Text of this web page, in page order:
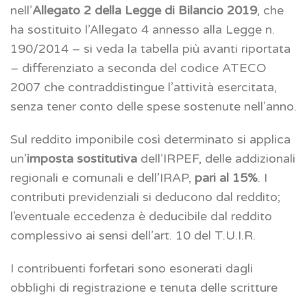
nell’Allegato 2 della Legge di Bilancio 2019, che
ha sostituito l’Allegato 4 annesso alla Legge n.
190/2014 – si veda la tabella più avanti riportata
– differenziato a seconda del codice ATECO
2007 che contraddistingue l’attività esercitata,
senza tener conto delle spese sostenute nell’anno.
Sul reddito imponibile così determinato si applica
un’imposta sostitutiva dell’IRPEF, delle addizionali
regionali e comunali e dell’IRAP, pari al 15%. I
contributi previdenziali si deducono dal reddito;
l’eventuale eccedenza è deducibile dal reddito
complessivo ai sensi dell’art. 10 del T.U.I.R.
I contribuenti forfetari sono esonerati dagli
obblighi di registrazione e tenuta delle scritture